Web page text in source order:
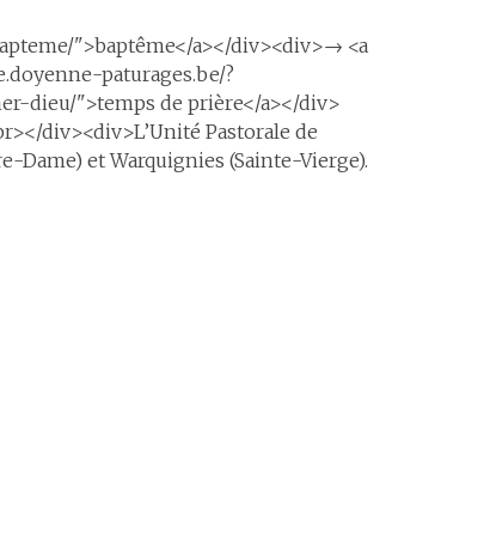
">baptême</a></div><div>→ <a
paturages.be/?
dieu/">temps de prière</a></div>
div><div>L’Unité Pastorale de
Dame) et Warquignies (Sainte-Vierge).